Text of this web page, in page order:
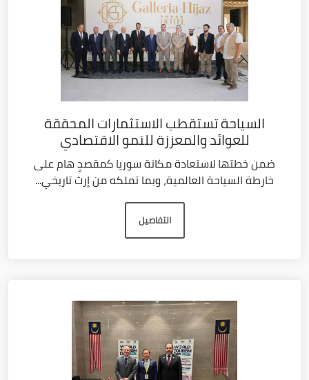
السياحة تستقطب الاستثمارات المحققة
للعوائد والمعززة للنمو الاقتصادي
ضمن خطتها لاستعادة مكانة سوريا كمقصدٍ هام على
خارطة السياحة العالمية، وبما تملكه من إرث تاريخي...
التفاصيل